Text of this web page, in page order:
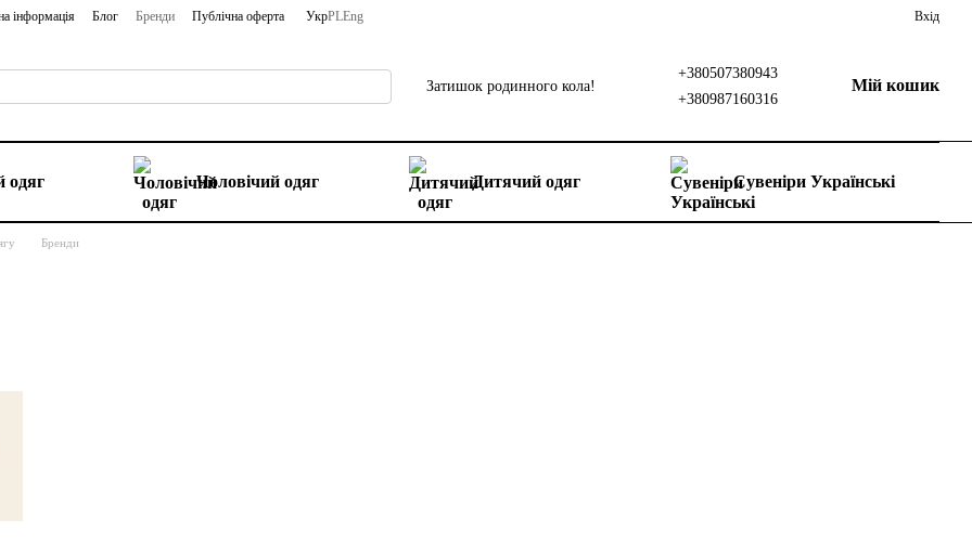
інформація Блог Бренди Публічна оферта УкрPLEng Вхід
Затишок родинного кола!
+380507380943
+380987160316
Мій кошик
одяг Чоловічий одяг Дитячий одяг Сувеніри Українські
Бренди